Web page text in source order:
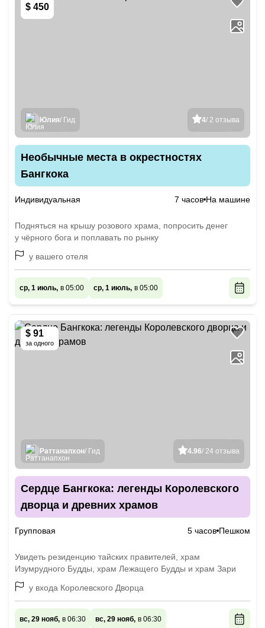
$ 450
4/ 2 отзыва
Юлия/ Гид
Необычные места в окрестностях
Бангкока
Индивидуальная 7 часов На машине
Подняться на крышу розового храма, попросить денег
у чёрного бога и поплавать по рынку
у вашего отеля
ср, 1 июль, в 05:00 ср, 1 июль, в 05:00
$ 91
за одного
4.96/ 24 отзыва
Раттанапхон/ Гид
Сердце Бангкока: легенды Королевского
дворца и древних храмов
Групповая 5 часов Пешком
Увидеть резиденцию тайских правителей, храм
Изумрудного Будды, храм Лежащего Будды и храм Зари
у входа Королевского Дворца
вс, 29 нояб, в 06:30 вс, 29 нояб, в 06:30